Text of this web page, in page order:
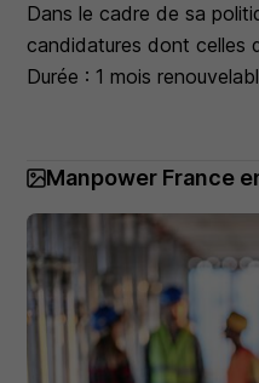
Dans le cadre de sa
candidatures dont celles
Durée : 1 mois
Manpower France